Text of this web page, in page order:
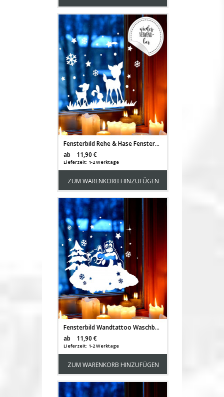
Fensterbild Rehe & Hase Fensterdeko Winterlandschaft + Sterne & Schneeflocken "selbstklebend & wiederverwendbar" für Kinder M2254
ab
11,90 €
Lieferzeit: 1-2 Werktage
ZUM WARENKORB HINZUFÜGEN
Fensterbild Wandtattoo Waschbär & Eule Deko Winter Fensterdeko Schneeflocken Sterne und Punkte M2253
ab
11,90 €
Lieferzeit: 1-2 Werktage
ZUM WARENKORB HINZUFÜGEN